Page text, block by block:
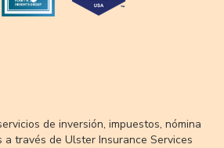
de inversión, impuestos, nómina
a través de Ulster Insurance Services